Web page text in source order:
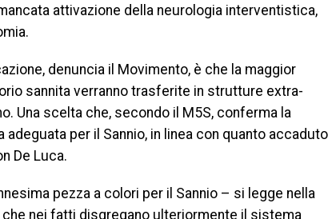
attivazione della neurologia interventistica,
denuncia il Movimento, è che la maggior
sannita verranno trasferite in strutture extra-
Una scelta che, secondo il M5S, conferma la
per il Sannio, in linea con quanto accaduto
De Luca.
pezza a colori per il Sannio – si legge nella
nei fatti disgregano ulteriormente il sistema